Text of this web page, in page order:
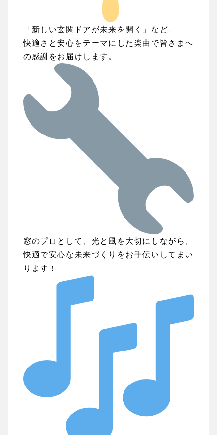
「新しい玄関ドアが未来を開く」など、
快適さと安心をテーマにした楽曲で皆さまへ
の感謝をお届けします。
窓のプロとして、光と風を大切にしながら、
快適で安心な未来づくりをお手伝いしてまい
ります！